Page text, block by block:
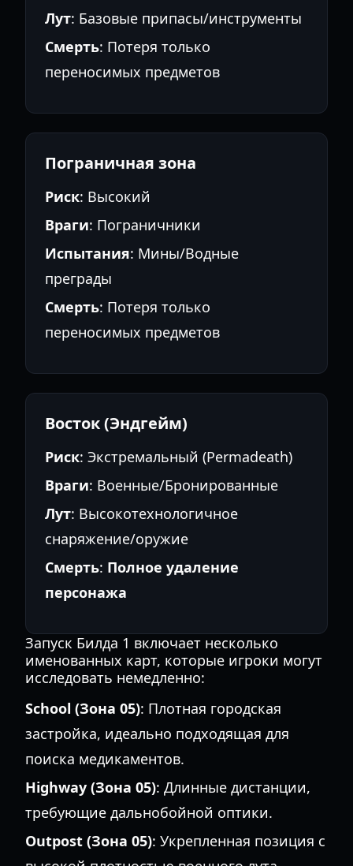
Лут: Базовые припасы/инструменты
Смерть: Потеря только
переносимых предметов
Пограничная зона
Риск: Высокий
Враги: Пограничники
Испытания: Мины/Водные
преграды
Смерть: Потеря только
переносимых предметов
Восток (Эндгейм)
Риск: Экстремальный (Permadeath)
Враги: Военные/Бронированные
Лут: Высокотехнологичное
снаряжение/оружие
Смерть: Полное удаление
персонажа
Запуск Билда 1 включает несколько
именованных карт, которые игроки могут
исследовать немедленно:
School (Зона 05): Плотная городская
застройка, идеально подходящая для
поиска медикаментов.
Highway (Зона 05): Длинные дистанции,
требующие дальнобойной оптики.
Outpost (Зона 05): Укрепленная позиция с